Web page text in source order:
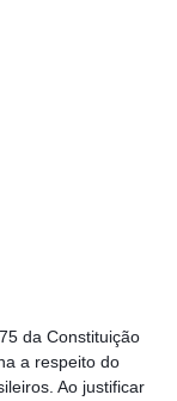
da Constituição
a respeito do
Ao justificar